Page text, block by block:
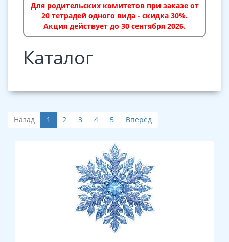
Для родительских комитетов при заказе от
20 тетрадей одного вида - скидка 30%.
Акция действует до 30 сентября 2026.
Каталог
Назад 1 2 3 4 5 Вперед